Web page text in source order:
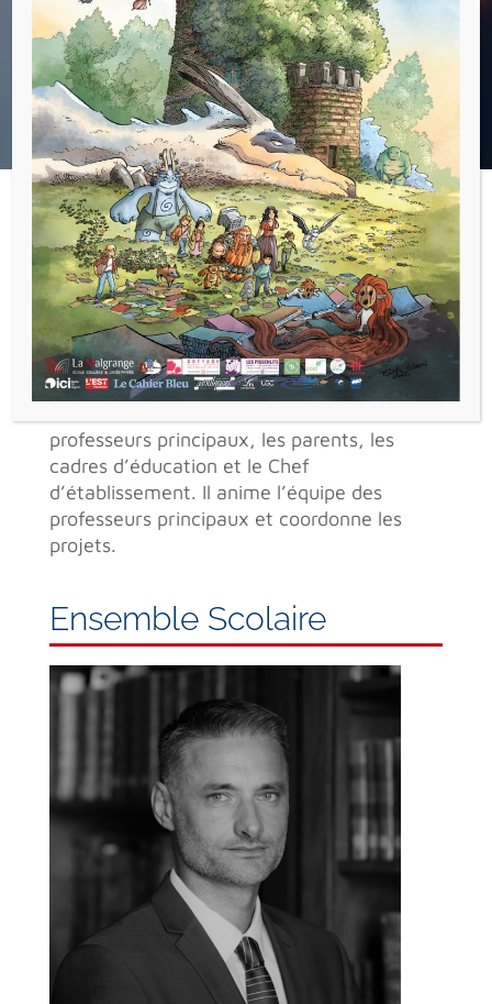
Direction
NOTRE
ÉQUIPE
Au sein de notre établissement, chaque
niveau d’enseignementrelève d’une
direction spécifique. Le responsable de
niveau est chargé d’assurer le suivi de la
professeurs principaux, les parents, les
cadres d’éducation et le Chef
d’établissement. Il anime l’équipe des
professeurs principaux et coordonne les
projets.
Ensemble Scolaire